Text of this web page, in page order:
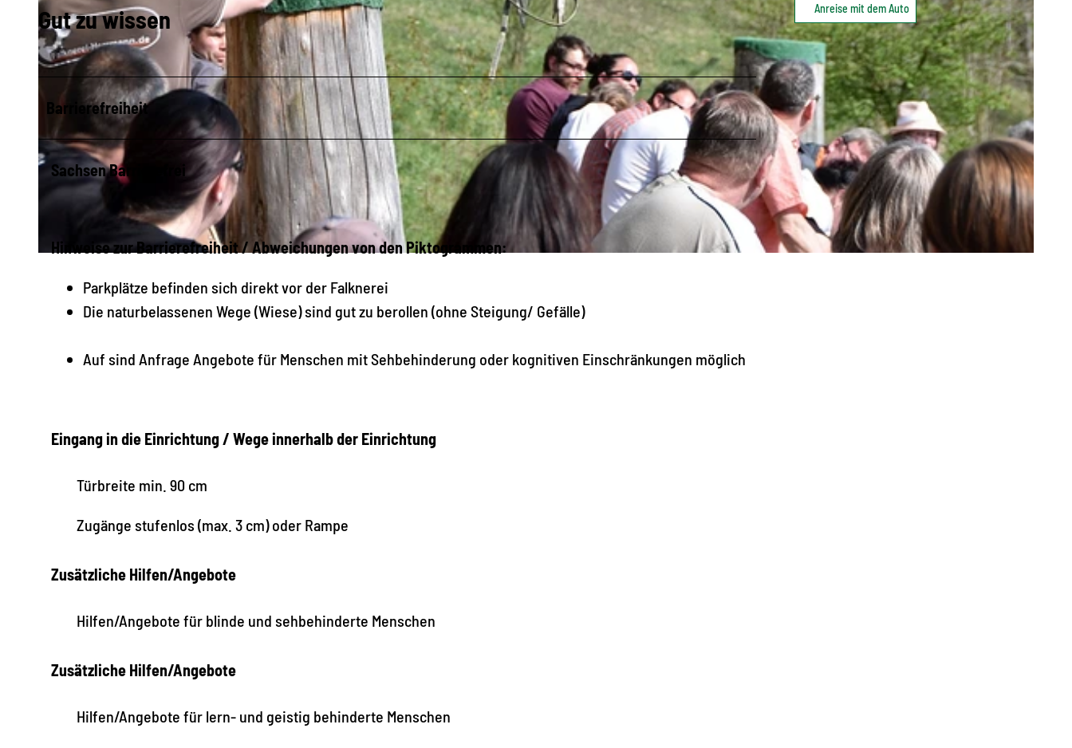
© Falknerei Herrmann
Gut zu wissen
Barrierefreiheit
Sachsen Barrierefrei
Hinweise zur Barrierefreiheit / Abweichungen von den Piktogrammen:
Parkplätze befinden sich direkt vor der Falknerei
Die naturbelassenen Wege (Wiese) sind gut zu berollen (ohne Steigung/ Gefälle)
Auf sind Anfrage Angebote für Menschen mit Sehbehinderung oder kognitiven Einschränkungen möglich
Eingang in die Einrichtung / Wege innerhalb der Einrichtung
Türbreite min. 90 cm
Zugänge stufenlos (max. 3 cm) oder Rampe
Zusätzliche Hilfen/Angebote
Hilfen/Angebote für blinde und sehbehinderte Menschen
Zusätzliche Hilfen/Angebote
Hilfen/Angebote für lern- und geistig behinderte Menschen
Anreise mit dem Auto